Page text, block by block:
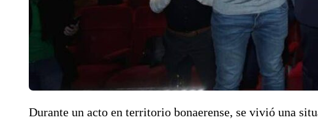
Durante un acto en territorio bonaerense, se vivió una